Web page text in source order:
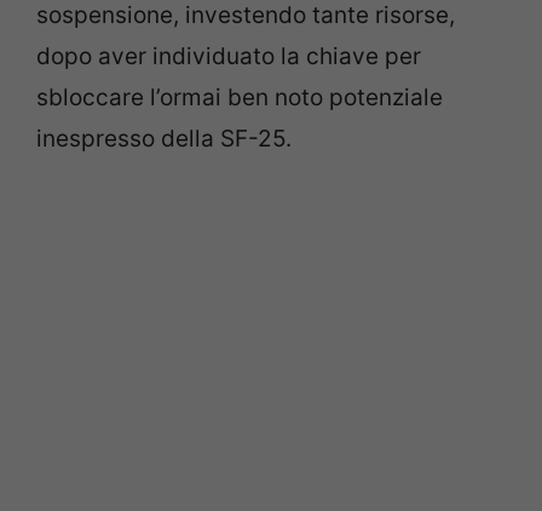
sospensione, investendo tante risorse,
dopo aver individuato la chiave per
sbloccare l’ormai ben noto potenziale
inespresso della SF-25.